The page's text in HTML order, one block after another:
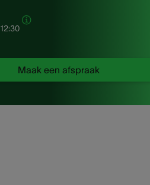
12:30
Maak een afspraak